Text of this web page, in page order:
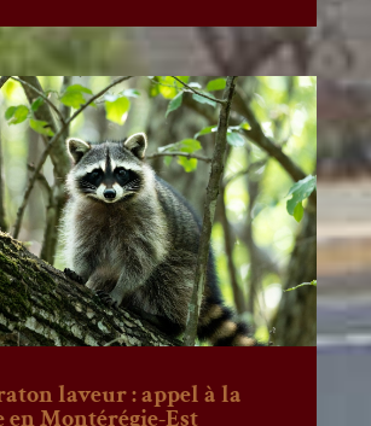
laveur : appel à la
Montérégie-Est